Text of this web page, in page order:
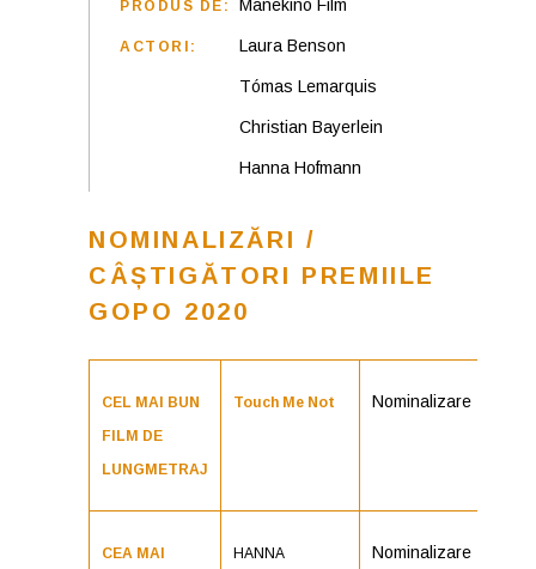
PRODUS DE: Manekino Film
ACTORI: Laura Benson
Tómas Lemarquis
Christian Bayerlein
Hanna Hofmann
NOMINALIZĂRI /
CÂȘTIGĂTORI PREMIILE
GOPO 2020
CEL MAI BUN
FILM DE
LUNGMETRAJ
Touch Me Not Nominalizare
CEA MAI
HANNA
Nominalizare